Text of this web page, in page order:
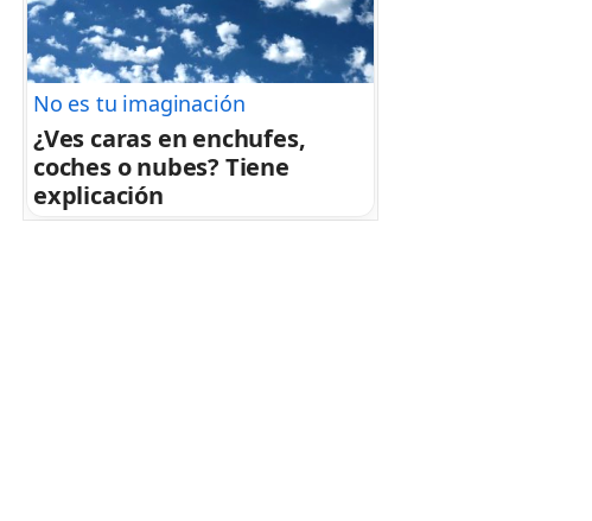
No es tu imaginación
¿Ves caras en enchufes,
coches o nubes? Tiene
explicación